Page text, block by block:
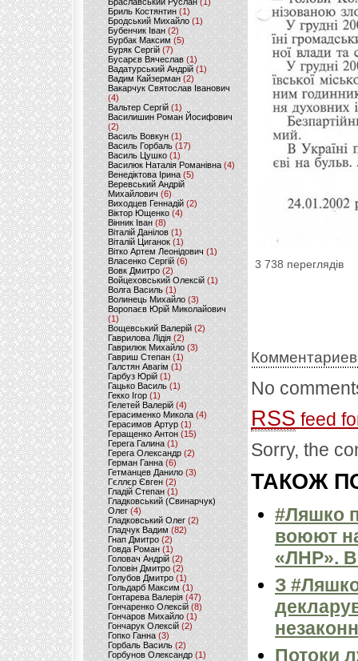
Бриль Костянтин (1)
Бродський Михайло (1)
Бубенчик Іван(2)
Бурбак Максим (5)
Буряк Сергій (7)
Бусарєв Вячеслав (1)
Вадатурський Андрій (1)
Вадим Кайзерман (2)
Вакарчук Святослав Іванович
(4)
Вальтер Сергій (1)
Василишин Роман Йосифович
(2)
Василь Вовкун (1)
Василь Горбаль (17)
Василь Цушко (1)
Василюк Наталія Романівна (4)
Венедіктова Ірина(5)
Веревський Андрій
Михайлович (6)
Виходцев Геннадій (2)
Віктор Ющенко (4)
Вінник Іван (8)
Віталій Данілов (1)
Віталій Циганок (1)
Вітко Артем Леонідович(1)
Власенко Сергій (6)
Вовк Дмитро(2)
Войцеховський Олексій(1)
Волга Василь (1)
Волинець Михайло (3)
Воропаєв Юрій Миколайович
(1)
Вощевський Валерій(2)
Гаврилова Лідія (2)
Гаврилюк Михайло (3)
Гавриш Степан (1)
Галстян Авагім (1)
Гарбуз Юрій (1)
Гацько Василь (1)
Гекко Ігор(1)
Гелетей Валерій (4)
Герасименко Микола (4)
Герасимов Артур (1)
Геращенко Антон(15)
Герега Галина (1)
Герега Олександр (2)
Герман Ганна (6)
Гетманцев Данило (3)
Гєллєр Євген (2)
Гладій Степан(1)
Гладковський (Свинарчук)
Олег (4)
Гладковський Олег (2)
Гладчук Вадим (82)
Гнап Дмитро (2)
Говда Роман(1)
Головач Андрій (2)
Головін Дмитро (2)
Голубов Дмитро (1)
Гольдарб Максим(1)
Гонтарева Валерія (47)
Гончаренко Олексій(8)
Гончаров Михайло (1)
Гончарук Олексій (2)
Гопко Ганна (3)
Горбаль Василь (2)
Горбунов Олександр (1)
3 738 переглядів
No
RSS feed
Sorry, the
ТАКОЖ
#Ляшко
воюют
«ЛНР».
З
Потоки